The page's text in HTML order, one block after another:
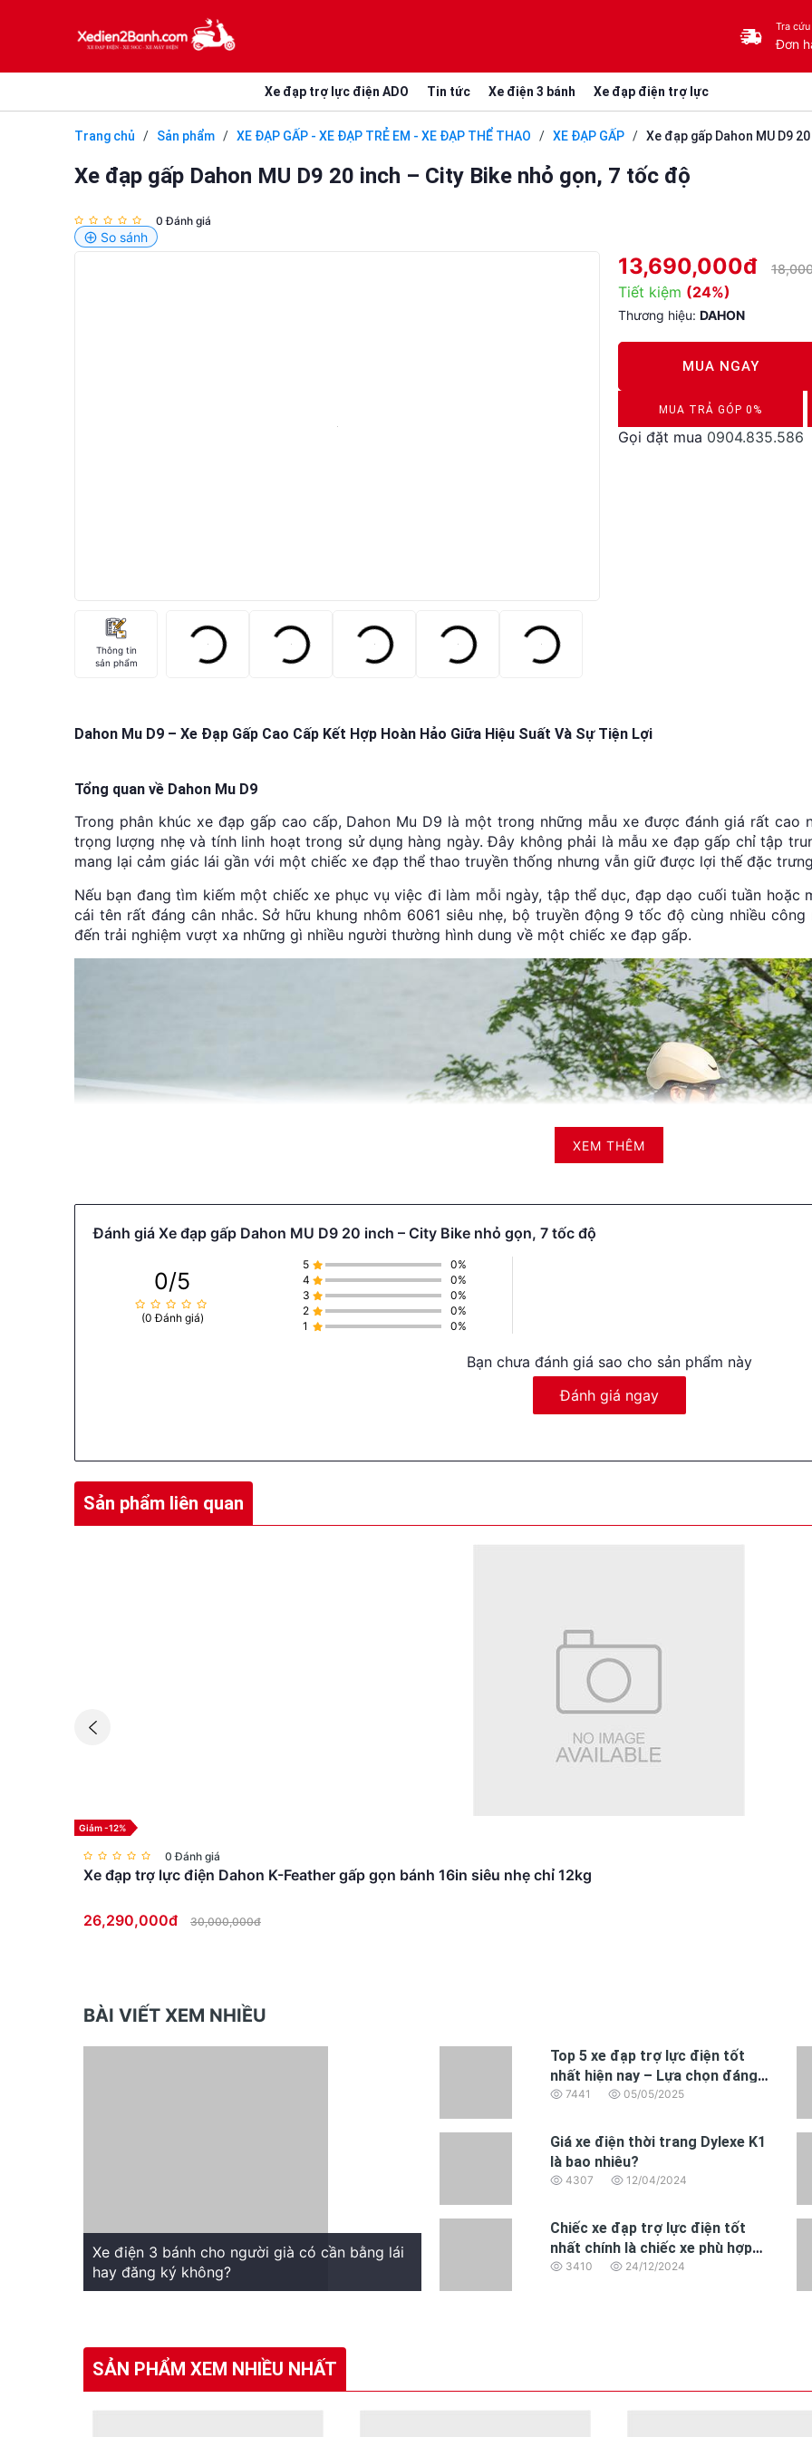
Tra cứu
Đơn
Xe đạp trợ lực điện ADO Tin tức Xe điện 3 bánh Xe đạp điện trợ lực
Trang chủ / Sản phẩm / XE ĐẠP GẤP - XE ĐẠP TRẺ EM - XE ĐẠP THỂ THAO / XE ĐẠP GẤP / Xe đạp gấp Dahon MU D9
Xe đạp gấp Dahon MU D9 20 inch – City Bike nhỏ gọn, 7 tốc độ
0 Đánh giá
So sánh
Thông tin
sản phẩm
13,690,000đ
Tiết kiệm (24%)
Thương hiệu: DAHON
MUA NGAY
MUA TRẢ GÓP 0%
DUYỆT HỒ SƠ RONG 5 PHÚT
Gọi đặt mua 0904.835.586
Dahon Mu D9 – Xe Đạp Gấp Cao Cấp Kết Hợp Hoàn Hảo Giữa Hiệu Suất Và Sự Tiện Lợi
Tổng quan về Dahon Mu D9
Trong phân khúc xe đạp gấp cao cấp, Dahon Mu D9 là một trong những mẫu xe được đánh giá rất cao
trọng lượng nhẹ và tính linh hoạt trong sử dụng hàng ngày. Đây không phải là mẫu xe đạp gấp chỉ tập
mang lại cảm giác lái gần với một chiếc xe đạp thể thao truyền thống nhưng vẫn giữ được lợi thế đặc
Nếu bạn đang tìm kiếm một chiếc xe phục vụ việc đi làm mỗi ngày, tập thể dục, đạp dạo cuối tuần hoặc
cái tên rất đáng cân nhắc. Sở hữu khung nhôm 6061 siêu nhẹ, bộ truyền động 9 tốc độ cùng nhiều công
đến trải nghiệm vượt xa những gì nhiều người thường hình dung về một chiếc xe đạp gấp.
Điểm đặc biệt của Mu D9 nằm ở tỷ lệ thiết kế rất cân đối. Bánh xe 20 inch kết hợp cùng khung nhôm
với người sử dụng hàng ngày. Đây là kiểu xe phù hợp với nhiều đối tượng khác nhau, từ nhân viên văn
Khi sử dụng trong môi trường đô thị, chiếc xe mang lại cảm giác năng động và hiện đại. Người dùng hoàn
XEM THÊM
Đánh giá Xe đạp gấp Dahon MU D9 20 inch – City Bike nhỏ gọn, 7 tốc độ
0/5
(0 Đánh giá)
5
0%
4
0%
3
0%
2
0%
1
0%
Bạn chưa đánh giá sao cho sản phẩm này
Đánh giá ngay
Sản phẩm liên quan
Giảm -12%
0 Đánh giá
Xe đạp trợ lực điện Dahon K-Feather gấp gọn bánh 16in siêu nhẹ chỉ 12kg
26,290,000đ 30,000,000đ
BÀI VIẾT XEM NHIỀU
Xe điện 3 bánh cho người già có cần bằng lái
hay đăng ký không?
Top 5 xe đạp trợ lực điện tốt
nhất hiện nay – Lựa chọn đáng
mua năm 2025
7441 05/05/2025
Giá xe điện thời trang Dylexe K1
là bao nhiêu?
4307 12/04/2024
Chiếc xe đạp trợ lực điện tốt
nhất chính là chiếc xe phù hợp
nhất với nhu cầu của bạn
3410 24/12/2024
SẢN PHẨM XEM NHIỀU NHẤT